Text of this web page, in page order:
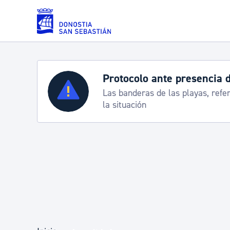
Saltar al contenido principal
Servicios
Padrón y asuntos personales
Semana Grande 2026:
8-15 agosto